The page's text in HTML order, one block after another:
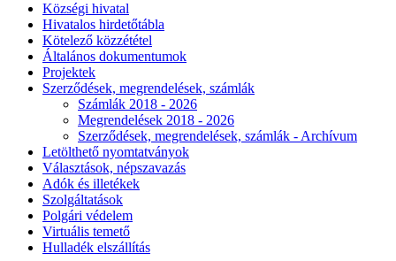
Községi hivatal
Hivatalos hirdetőtábla
Kötelező közzététel
Általános dokumentumok
Projektek
Szerződések, megrendelések, számlák
Számlák 2018 - 2026
Megrendelések 2018 - 2026
Szerződések, megrendelések, számlák - Archívum
Letölthető nyomtatványok
Választások, népszavazás
Adók és illetékek
Szolgáltatások
Polgári védelem
Virtuális temető
Hulladék elszállítás